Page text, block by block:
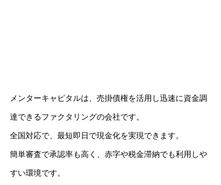
メンターキャピタルは、売掛債権を活用し迅速に資金調
達できるファクタリングの会社です。
全国対応で、最短即日で現金化を実現できます。
簡単審査で承認率も高く、赤字や税金滞納でも利用しや
すい環境です。